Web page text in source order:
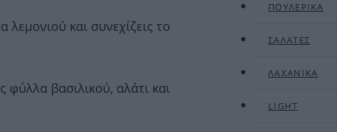
λεμονιού και συνεχίζεις το
φύλλα βασιλικού, αλάτι και
ΠΟΥΛΕΡΙΚΑ
ΣΑΛΑΤΕΣ
ΛΑΧΑΝΙΚΑ
LIGHT